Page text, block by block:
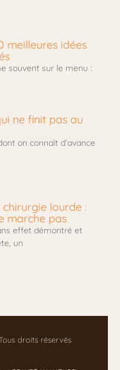
meilleures idées
souvent sur le menu :
ne finit pas au
on connaît d’avance
lourde :
marche pas
effet démontré et
un
droits réservés